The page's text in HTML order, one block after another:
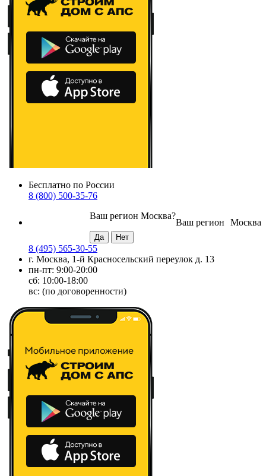
Бесплатно по России
8 (800) 500-35-76
Москва
Ваш регион
Ваш регион Москва?
8 (495) 565-30-55
г. Москва, 1-й Красносельский переулок д. 13
пн-пт: 9:00-20:00
сб: 10:00-18:00
вс: (по договоренности)